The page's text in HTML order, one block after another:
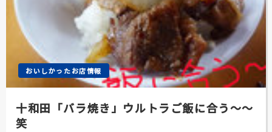
おいしかったお店情報
十和田「バラ焼き」ウルトラご飯に合う～～
笑